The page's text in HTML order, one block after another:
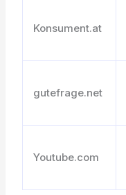
Konsument.at
gutefrage.net
Youtube.com